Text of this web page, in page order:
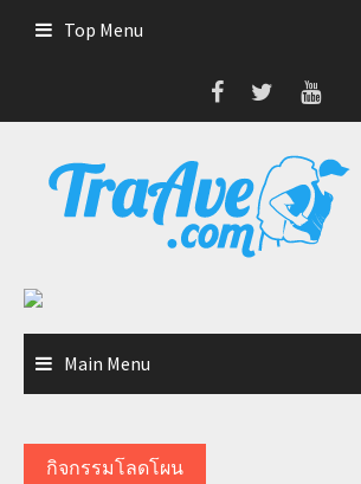
Top Menu
Main Menu
กิจกรรมโลดโผน